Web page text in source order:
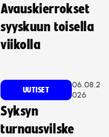
Avauskierrokset
syyskuun toisella
viikolla
UUTISET
06.08.2
026
Syksyn
turnausvilske